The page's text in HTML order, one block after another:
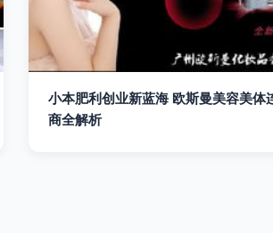
小本肥利创业新蓝海 欧斯曼美容美体
商全解析